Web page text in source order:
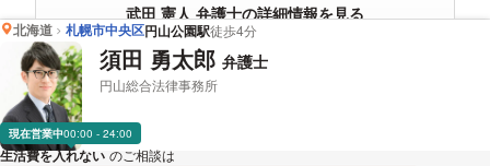
武田 憲人 弁護士の詳細情報を見る
北海道 札幌市中央区円山公園駅徒歩4分
須田 勇太郎 弁護士
円山総合法律事務所
現在営業中00:00 - 24:00
生活費を入れない のご相談は